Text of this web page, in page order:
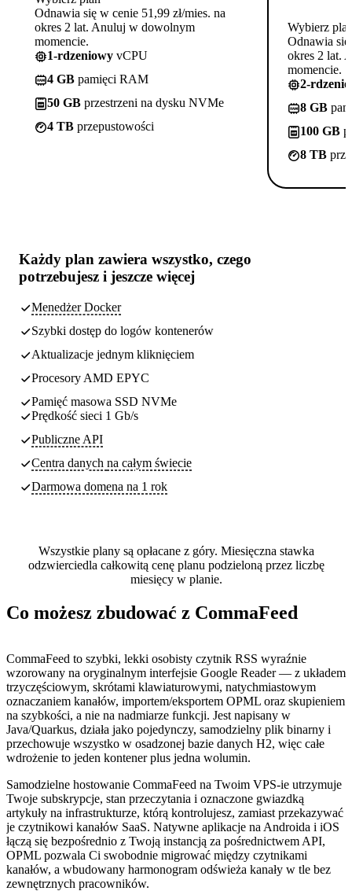
Odnawia się w cenie 51,99 zł/mies. na
okres 2 lat. Anuluj w dowolnym
momencie.
1-rdzeniowy vCPU
4 GB pamięci RAM
50 GB przestrzeni na dysku NVMe
4 TB przepustowości
Wybierz
Odnawia się
okres 2 lat.
momencie.
2-
8 GB
100 GB
8 TB
Każdy plan zawiera wszystko, czego
potrzebujesz i jeszcze więcej
Menedżer Docker
Szybki dostęp do logów kontenerów
Aktualizacje jednym kliknięciem
Procesory AMD EPYC
Pamięć masowa SSD NVMe
Prędkość sieci 1 Gb/s
Publiczne API
Centra danych na całym świecie
Darmowa domena na 1 rok
Wszystkie plany są opłacane z góry. Miesięczna stawka
odzwierciedla całkowitą cenę planu podzieloną przez liczbę
miesięcy w planie.
Co możesz zbudować z CommaFeed
CommaFeed to szybki, lekki osobisty czytnik RSS wyraźnie
wzorowany na oryginalnym interfejsie Google Reader — z układem
trzyczęściowym, skrótami klawiaturowymi, natychmiastowym
oznaczaniem kanałów, importem/eksportem OPML oraz skupieniem
na szybkości, a nie na nadmiarze funkcji. Jest napisany w
Java/Quarkus, działa jako pojedynczy, samodzielny plik binarny i
przechowuje wszystko w osadzonej bazie danych H2, więc całe
wdrożenie to jeden kontener plus jedna wolumin.
Samodzielne hostowanie CommaFeed na Twoim VPS-ie utrzymuje
Twoje subskrypcje, stan przeczytania i oznaczone gwiazdką
artykuły na infrastrukturze, którą kontrolujesz, zamiast przekazywać
je czytnikowi kanałów SaaS. Natywne aplikacje na Androida i iOS
łączą się bezpośrednio z Twoją instancją za pośrednictwem API,
OPML pozwala Ci swobodnie migrować między czytnikami
kanałów, a wbudowany harmonogram odświeża kanały w tle bez
zewnętrznych pracowników.